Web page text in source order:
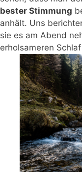
bester Stimmung
anhält. Uns
sie es am Abend
erholsameren